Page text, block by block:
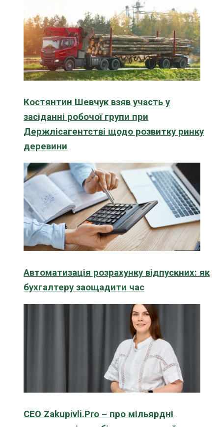
Костянтин Шевчук взяв участь у
засіданні робочої групи при
Держлісагентстві щодо розвитку ринку
деревини
Автоматизація розрахунку відпускних: як
бухгалтеру заощадити час
CEO Zakupivli.Pro – про мільярдні